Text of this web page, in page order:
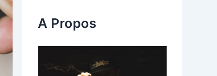
A Propos